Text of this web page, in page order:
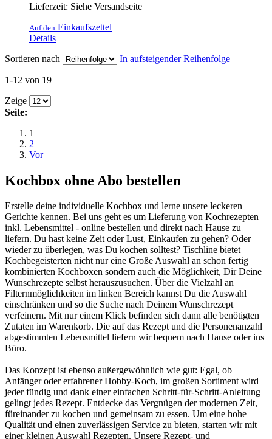
Lieferzeit: Siehe Versandseite
Auf den Einkaufszettel
Details
Sortieren nach
In aufsteigender Reihenfolge
1-12 von 19
Zeige
Seite:
1
2
Vor
Kochbox ohne Abo bestellen
Erstelle deine individuelle Kochbox und lerne unsere leckeren
Gerichte kennen. Bei uns geht es um Lieferung von Kochrezepten
inkl. Lebensmittel - online bestellen und direkt nach Hause zu
liefern. Du hast keine Zeit oder Lust, Einkaufen zu gehen? Oder
wieder zu überlegen, was Du kochen solltest? Tischline bietet
Kochbegeisterten nicht nur eine Große Auswahl an schon fertig
kombinierten Kochboxen sondern auch die Möglichkeit, Dir Deine
Wunschrezepte selbst herauszusuchen. Über die Vielzahl an
Filternmöglichkeiten im linken Bereich kannst Du die Auswahl
einschränken und so die Suche nach Deinem Wunschrezept
verfeinern. Mit nur einem Klick befinden sich dann alle benötigten
Zutaten im Warenkorb. Die auf das Rezept und die Personenanzahl
abgestimmten Lebensmittel liefern wir bequem nach Hause oder ins
Büro.
Das Konzept ist ebenso außergewöhnlich wie gut: Egal, ob
Anfänger oder erfahrener Hobby-Koch, im großen Sortiment wird
jeder fündig und dank einer einfachen Schritt-für-Schritt-Anleitung
gelingt jedes Rezept. Entdecke das Vergnügen der modernen Zeit,
füreinander zu kochen und gemeinsam zu essen. Um eine hohe
Qualität und einen zuverlässigen Service zu bieten, starten wir mit
einer kleinen Auswahl Rezepten. Unsere Rezept- und